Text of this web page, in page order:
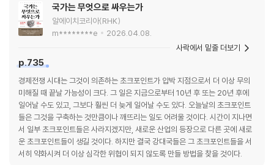
국가는 무엇으로 싸우는가
알에이치코리아(RHK)
m********e
2026.04.08.
p.735
경제전쟁 시대는 그것이 의존하는 초크포인트가 압박 지점으로서 더 이상 무의
미해질 때 끝날 가능성이 크다. 그 일은 지금으로부터 10년 후 또는 20년 후에
일어날 수도 있고, 그보다 훨씬 더 늦게 일어날 수도 있다. 오늘날의 초크포인트
들은 그것을 구축하는 것만큼이나 깨뜨리는 일도 어려울 것이다. 시간이 지나면
서 일부 초크포인트들은 사라지겠지만, 새로운 산업의 등장으로 다른 곳에 새로
운 초크포인트들이 생길 것이다. 하지만 결국 강대국들은 그 초크포인트들을 서
서히 약화시켜 더 이상 심각한 위협이 되지 않도록 만들 방법을 찾을 것이다.
사락에서 밑줄 더보기